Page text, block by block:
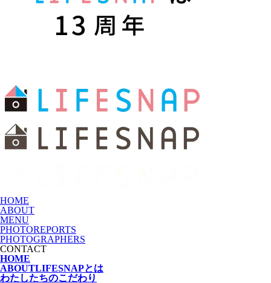
HOME
ABOUT
MENU
PHOTOREPORTS
PHOTOGRAPHERS
CONTACT
HOME
ABOUTLIFESNAPとは
わたしたちのこだわり